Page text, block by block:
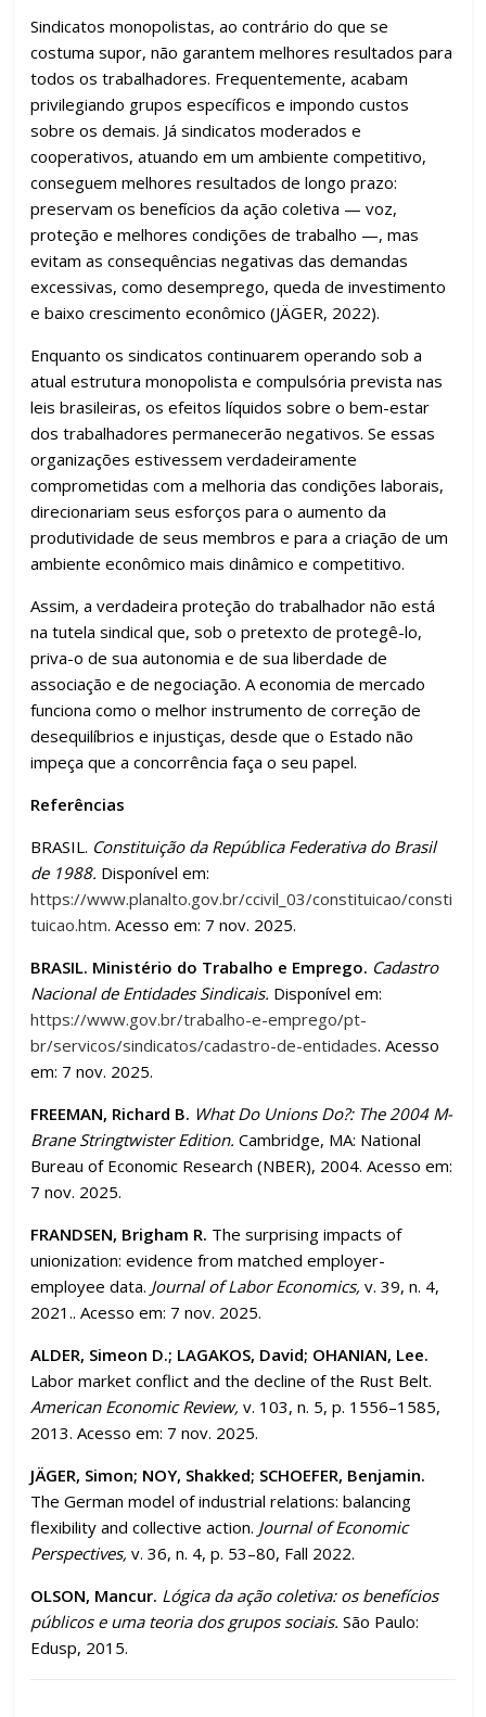
Sindicatos monopolistas, ao contrário do que se
costuma supor, não garantem melhores resultados para
todos os trabalhadores. Frequentemente, acabam
privilegiando grupos específicos e impondo custos
sobre os demais. Já sindicatos moderados e
cooperativos, atuando em um ambiente competitivo,
conseguem melhores resultados de longo prazo:
preservam os benefícios da ação coletiva — voz,
proteção e melhores condições de trabalho —, mas
evitam as consequências negativas das demandas
excessivas, como desemprego, queda de investimento
e baixo crescimento econômico (JÄGER, 2022).
Enquanto os sindicatos continuarem operando sob a
atual estrutura monopolista e compulsória prevista nas
leis brasileiras, os efeitos líquidos sobre o bem-estar
dos trabalhadores permanecerão negativos. Se essas
organizações estivessem verdadeiramente
comprometidas com a melhoria das condições laborais,
direcionariam seus esforços para o aumento da
produtividade de seus membros e para a criação de um
ambiente econômico mais dinâmico e competitivo.
Assim, a verdadeira proteção do trabalhador não está
na tutela sindical que, sob o pretexto de protegê-lo,
priva-o de sua autonomia e de sua liberdade de
associação e de negociação. A economia de mercado
funciona como o melhor instrumento de correção de
desequilíbrios e injustiças, desde que o Estado não
impeça que a concorrência faça o seu papel.
Referências
BRASIL. Constituição da República Federativa do Brasil
de 1988. Disponível em:
https://www.planalto.gov.br/ccivil_03/constituicao/consti
tuicao.htm. Acesso em: 7 nov. 2025.
BRASIL. Ministério do Trabalho e Emprego. Cadastro
Nacional de Entidades Sindicais. Disponível em:
https://www.gov.br/trabalho-e-emprego/pt-
br/servicos/sindicatos/cadastro-de-entidades. Acesso
em: 7 nov. 2025.
FREEMAN, Richard B. What Do Unions Do?: The 2004 M-
Brane Stringtwister Edition. Cambridge, MA: National
Bureau of Economic Research (NBER), 2004. Acesso em:
7 nov. 2025.
FRANDSEN, Brigham R. The surprising impacts of
unionization: evidence from matched employer-
employee data. Journal of Labor Economics, v. 39, n. 4,
2021.. Acesso em: 7 nov. 2025.
ALDER, Simeon D.; LAGAKOS, David; OHANIAN, Lee.
Labor market conflict and the decline of the Rust Belt.
American Economic Review, v. 103, n. 5, p. 1556–1585,
2013. Acesso em: 7 nov. 2025.
JÄGER, Simon; NOY, Shakked; SCHOEFER, Benjamin.
The German model of industrial relations: balancing
flexibility and collective action. Journal of Economic
Perspectives, v. 36, n. 4, p. 53–80, Fall 2022.
OLSON, Mancur. Lógica da ação coletiva: os benefícios
públicos e uma teoria dos grupos sociais. São Paulo:
Edusp, 2015.